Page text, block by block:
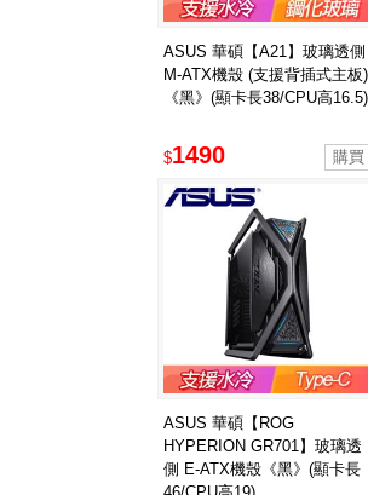
ASUS 華碩【A21】玻璃透側
M-ATX機殼 (支援背插式主板)
《黑》(顯卡長38/CPU高16.5)
$1490
ASUS 華碩【ROG
HYPERION GR701】玻璃透
側 E-ATX機殼《黑》(顯卡長